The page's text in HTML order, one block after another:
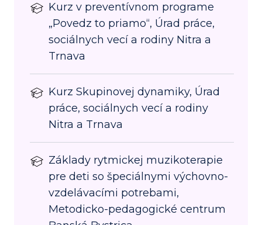
Kurz v preventívnom programe
„Povedz to priamo“, Úrad práce,
sociálnych vecí a rodiny Nitra a
Trnava
Kurz Skupinovej dynamiky, Úrad
práce, sociálnych vecí a rodiny
Nitra a Trnava
Základy rytmickej muzikoterapie
pre deti so špeciálnymi výchovno-
vzdelávacími potrebami,
Metodicko-pedagogické centrum